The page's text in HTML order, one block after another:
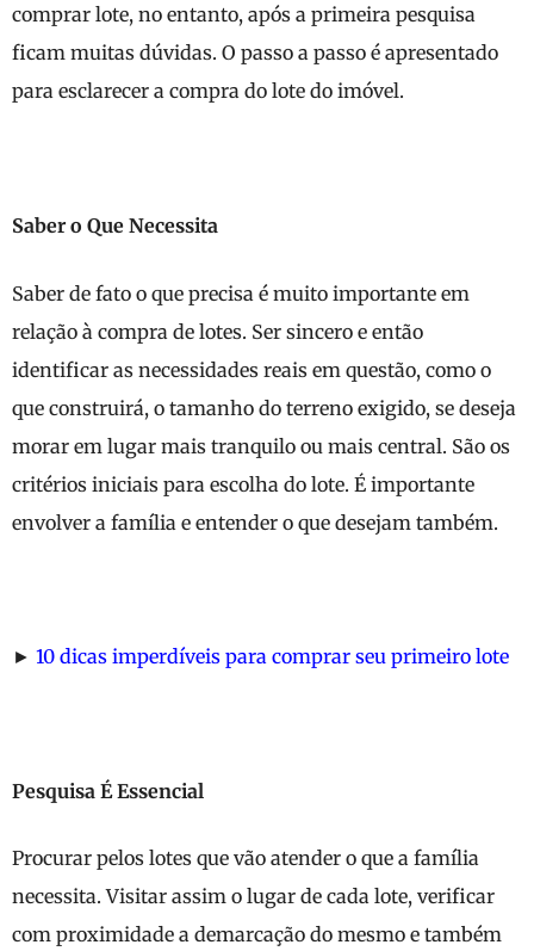
comprar lote, no entanto, após a primeira pesquisa
ficam muitas dúvidas. O passo a passo é apresentado
para esclarecer a compra do lote do imóvel.
Saber o Que Necessita
Saber de fato o que precisa é muito importante em
relação à compra de lotes. Ser sincero e então
identificar as necessidades reais em questão, como o
que construirá, o tamanho do terreno exigido, se deseja
morar em lugar mais tranquilo ou mais central. São os
critérios iniciais para escolha do lote. É importante
envolver a família e entender o que desejam também.
► 10 dicas imperdíveis para comprar seu primeiro lote
Pesquisa É Essencial
Procurar pelos lotes que vão atender o que a família
necessita. Visitar assim o lugar de cada lote, verificar
com proximidade a demarcação do mesmo e também